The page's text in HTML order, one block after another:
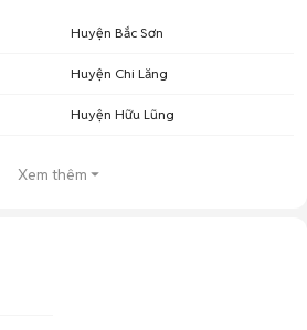
Huyện Bắc Sơn
Huyện Chi Lăng
Huyện Hữu Lũng
Xem thêm